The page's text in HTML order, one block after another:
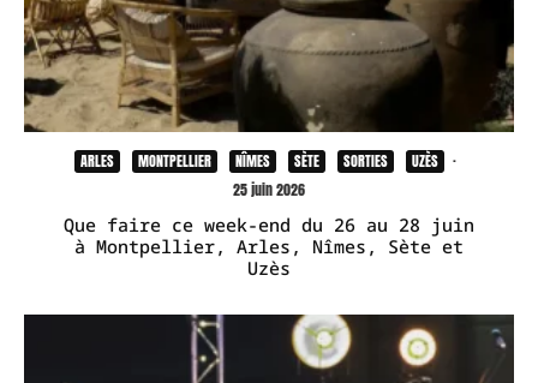
ARLES MONTPELLIER NÎMES SÈTE SORTIES UZÈS
·
25 juin 2026
Que faire ce week-end du 26 au 28 juin
à Montpellier, Arles, Nîmes, Sète et
Uzès